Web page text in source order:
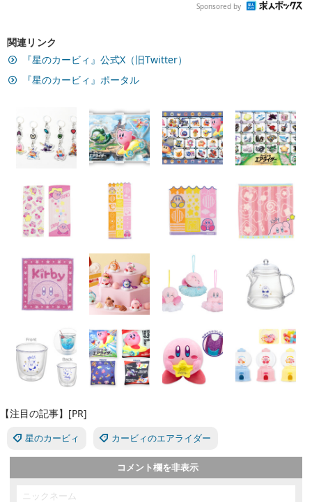
Sponsored by
関連リンク
『星のカービィ』公式X（旧Twitter）
『星のカービィ』ポータル
【注目の記事】[PR]
星のカービィ カービィのエアライダー
コメント欄を非表示